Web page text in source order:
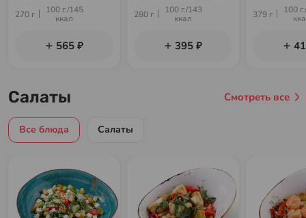
270 г
100 г./145
ккал
565 ₽
280 г
100 г./143
ккал
395 ₽
379 г
100
Салаты Смотреть все
Все блюда Салаты